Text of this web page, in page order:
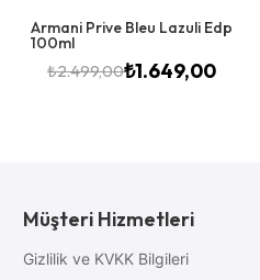
Armani Prive Bleu Lazuli Edp
100ml
₺2.499,00₺1.649,00
Müşteri Hizmetleri
Gizlilik ve KVKK Bilgileri